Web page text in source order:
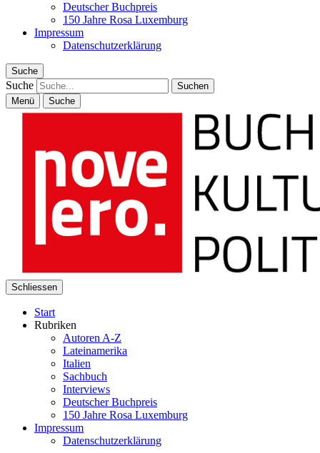
Deutscher Buchpreis
150 Jahre Rosa Luxemburg
Impressum
Datenschutzerklärung
Suche
Suche
Menü Suche
Schliessen
Start
Rubriken
Autoren A-Z
Lateinamerika
Italien
Sachbuch
Interviews
Deutscher Buchpreis
150 Jahre Rosa Luxemburg
Impressum
Datenschutzerklärung